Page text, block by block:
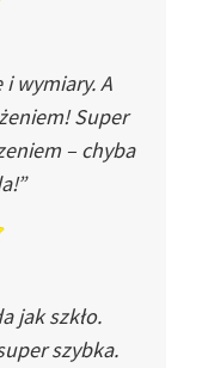
i wymiary. A
Super
– chyba
jak szkło.
szybka.